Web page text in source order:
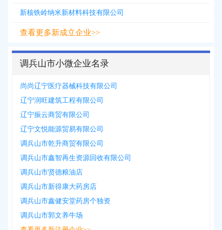
新核铁岭纳米新材料科技有限公司
查看更多新成立企业>>
调兵山市小微企业名录
尚尚辽宁医疗器械科技有限公司
辽宁润旺建筑工程有限公司
辽宁振云商贸有限公司
辽宁文悦能源贸易有限公司
调兵山市乾升商贸有限公司
调兵山市鑫智再生资源回收有限公司
调兵山市贤德粮油店
调兵山市新得康大药房店
调兵山市鑫健安堂药房个独资
调兵山市郭文养牛场